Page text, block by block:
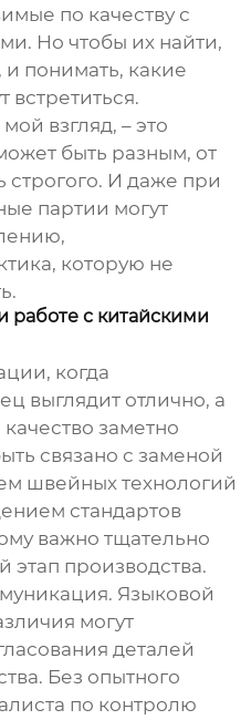
по качеству с
Но чтобы их найти,
и понимать, какие
встретиться.
взгляд, – это
быть разным, от
И даже при
партии могут
которую не
с китайскими
когда
выглядит отлично, а
заметно
связано с заменой
швейных технологий
стандартов
важно тщательно
этап производства.
Языковой
могут
деталей
Без опытного
по контролю